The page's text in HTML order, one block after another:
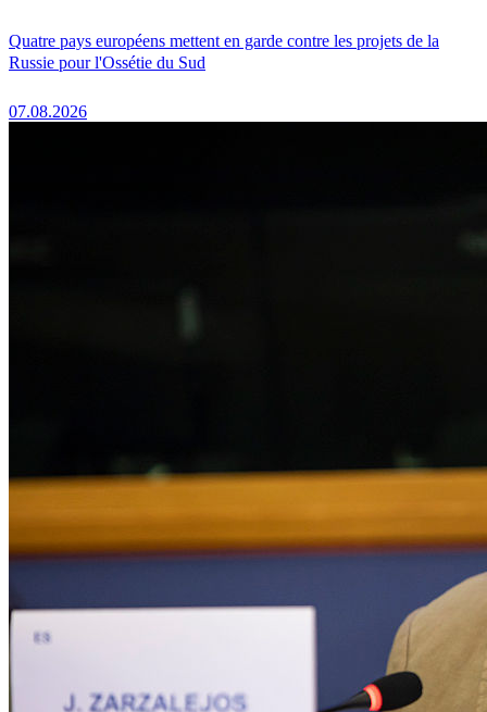
Quatre pays européens mettent en garde contre les projets de la
Russie pour l'Ossétie du Sud
07.08.2026